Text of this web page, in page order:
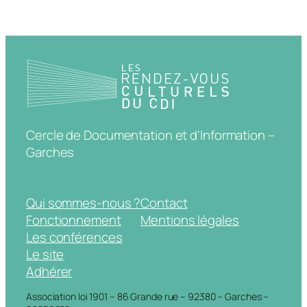
Cercle de Documentation et d'Information –
Garches
Qui sommes-nous ?
Fonctionnement
Les conférences
Le site
Adhérer
Contact
Mentions légales
Association loi 1901 – 86 Grande rue – 92380 – Garches –